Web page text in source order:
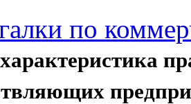
по
характеристика